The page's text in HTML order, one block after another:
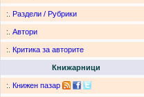
:. Раздели / Рубрики
:. Автори
:. Критика за авторите
Книжарници
:. Книжен пазар